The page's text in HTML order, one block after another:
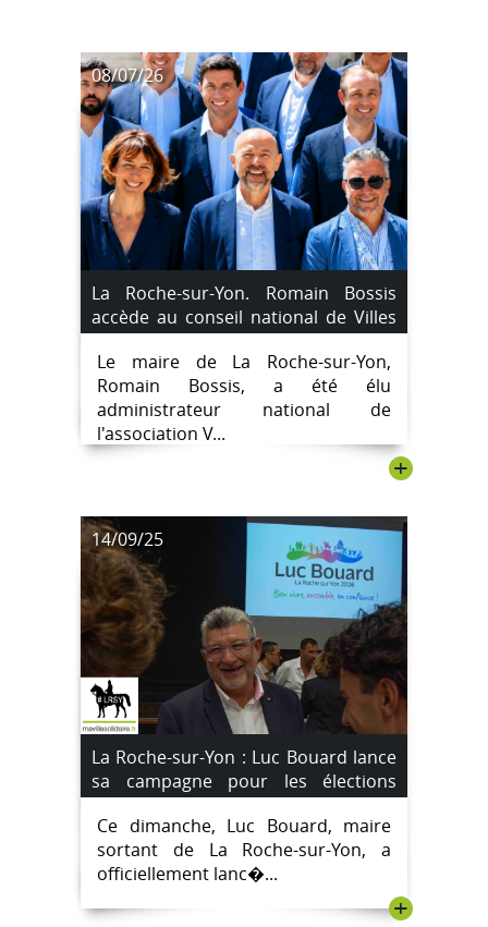
08/07/26
La Roche-sur-Yon. Romain Bossis
accède au conseil national de Villes
de France
Le maire de La Roche-sur-Yon,
Romain Bossis, a été élu
administrateur national de
l'association V...
+
14/09/25
La Roche-sur-Yon : Luc Bouard lance
sa campagne pour les élections
municipales de mars 2026
Ce dimanche, Luc Bouard, maire
sortant de La Roche-sur-Yon, a
officiellement lanc�...
+